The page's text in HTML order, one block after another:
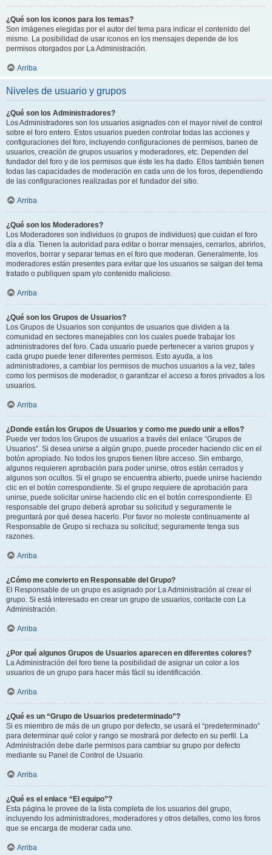
¿Qué son los iconos para los temas?
Son imágenes elegidas por el autor del tema para indicar el contenido del
mismo. La posibilidad de usar iconos en los mensajes depende de los
permisos otorgados por La Administración.
Arriba
Niveles de usuario y grupos
¿Qué son los Administradores?
Los Administradores son los usuarios asignados con el mayor nivel de control
sobre el foro entero. Estos usuarios pueden controlar todas las acciones y
configuraciones del foro, incluyendo configuraciones de permisos, baneo de
usuarios, creación de grupos usuarios y moderadores, etc. Dependen del
fundador del foro y de los permisos que éste les ha dado. Ellos también tienen
todas las capacidades de moderación en cada uno de los foros, dependiendo
de las configuraciones realizadas por el fundador del sitio.
Arriba
¿Qué son los Moderadores?
Los Moderadores son individuos (o grupos de individuos) que cuidan el foro
día a día. Tienen la autoridad para editar o borrar mensajes, cerrarlos, abrirlos,
moverlos, borrar y separar temas en el foro que moderan. Generalmente, los
moderadores están presentes para evitar que los usuarios se salgan del tema
tratado o publiquen spam y/o contenido malicioso.
Arriba
¿Qué son los Grupos de Usuarios?
Los Grupos de Usuarios son conjuntos de usuarios que dividen a la
comunidad en sectores manejables con los cuales puede trabajar los
administradores del foro. Cada usuario puede pertenecer a varios grupos y
cada grupo puede tener diferentes permisos. Esto ayuda, a los
administradores, a cambiar los permisos de muchos usuarios a la vez, tales
como los permisos de moderador, o garantizar el acceso a foros privados a los
usuarios.
Arriba
¿Donde están los Grupos de Usuarios y como me puedo unir a ellos?
Puede ver todos los Grupos de usuarios a través del enlace “Grupos de
Usuarios”. Si desea unirse a algún grupo, puede proceder haciendo clic en el
botón apropiado. No todos los grupos tienen libre acceso. Sin embargo,
algunos requieren aprobación para poder unirse, otros están cerrados y
algunos son ocultos. Si el grupo se encuentra abierto, puede unirse haciendo
clic en el botón correspondiente. Si el grupo requiere de aprobación para
unirse, puede solicitar unirse haciendo clic en el botón correspondiente. El
responsable del grupo deberá aprobar su solicitud y seguramente le
preguntará por qué desea hacerlo. Por favor no moleste continuamente al
Responsable de Grupo si rechaza su solicitud; seguramente tenga sus
razones.
Arriba
¿Cómo me convierto en Responsable del Grupo?
El Responsable de un grupo es asignado por La Administración al crear el
grupo. Si está interesado en crear un grupo de usuarios, contacte con La
Administración.
Arriba
¿Por qué algunos Grupos de Usuarios aparecen en diferentes colores?
La Administración del foro tiene la posibilidad de asignar un color a los
usuarios de un grupo para hacer más fácil su identificación.
Arriba
¿Qué es un “Grupo de Usuarios predeterminado”?
Si es miembro de más de un grupo por defecto, se usará el “predeterminado”
para determinar qué color y rango se mostrará por defecto en su perfil. La
Administración debe darle permisos para cambiar su grupo por defecto
mediante su Panel de Control de Usuario.
Arriba
¿Qué es el enlace “El equipo”?
Esta página le provee de la lista completa de los usuarios del grupo,
incluyendo los administradores, moderadores y otros detalles, como los foros
que se encarga de moderar cada uno.
Arriba